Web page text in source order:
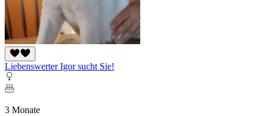
Liebenswerter Igor sucht Sie!
3 Monate